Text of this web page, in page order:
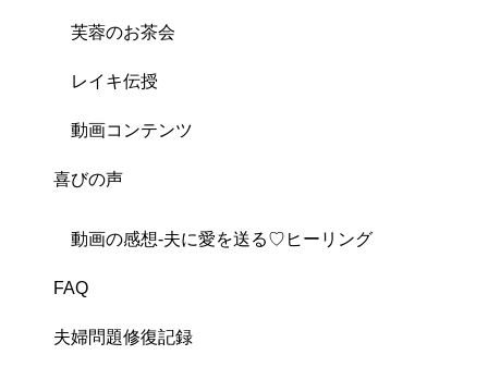
芙蓉のお茶会
レイキ伝授
動画コンテンツ
喜びの声
動画の感想-夫に愛を送る♡ヒーリング
FAQ
夫婦問題修復記録